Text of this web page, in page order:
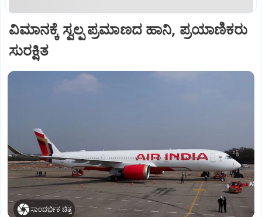
ವಿಮಾನಕ್ಕೆ ಸ್ವಲ್ಪ ಪ್ರಮಾಣದ ಹಾನಿ, ಪ್ರಯಾಣಿಕರು
ಸುರಕ್ಷಿತ
ಸಾಂದರ್ಭಿಕ ಚಿತ್ರ